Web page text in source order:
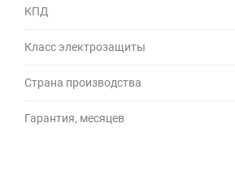
КПД
Класс электрозащиты
Страна производства
Гарантия, месяцев